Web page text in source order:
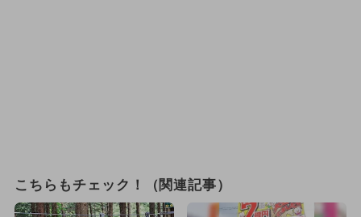
こちらもチェック！（関連記事）